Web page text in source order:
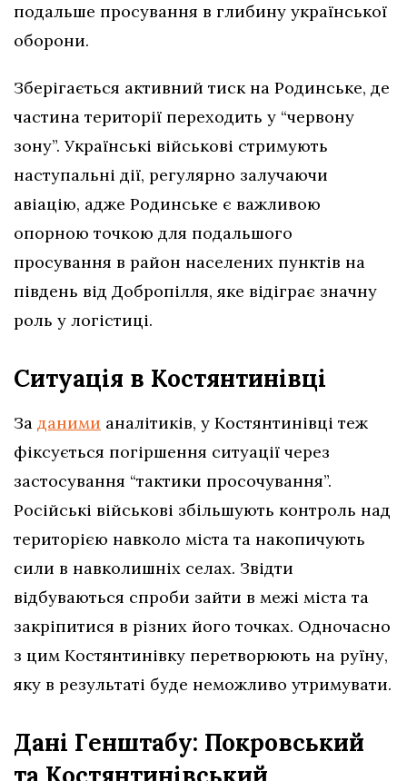
подальше просування в глибину української
оборони.
Зберігається активний тиск на Родинське, де
частина території переходить у “червону
зону”. Українські військові стримують
наступальні дії, регулярно залучаючи
авіацію, адже Родинське є важливою
опорною точкою для подальшого
просування в район населених пунктів на
південь від Добропілля, яке відіграє значну
роль у логістиці.
Ситуація в Костянтинівці
За даними аналітиків, у Костянтинівці теж
фіксується погіршення ситуації через
застосування “тактики просочування”.
Російські військові збільшують контроль над
територією навколо міста та накопичують
сили в навколишніх селах. Звідти
відбуваються спроби зайти в межі міста та
закріпитися в різних його точках. Одночасно
з цим Костянтинівку перетворюють на руїну,
яку в результаті буде неможливо утримувати.
Дані Генштабу: Покровський